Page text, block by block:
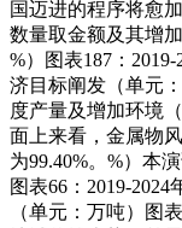
国迈进的程序将愈
数量取金额及其增
%）图表187：
济目标阐发（单元
度产量及增加环境
面上来看，金属物
为99.40%。%）本
图表66：2019-
（单元：万吨）图